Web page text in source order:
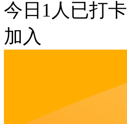
今日 1 人已打卡
加入